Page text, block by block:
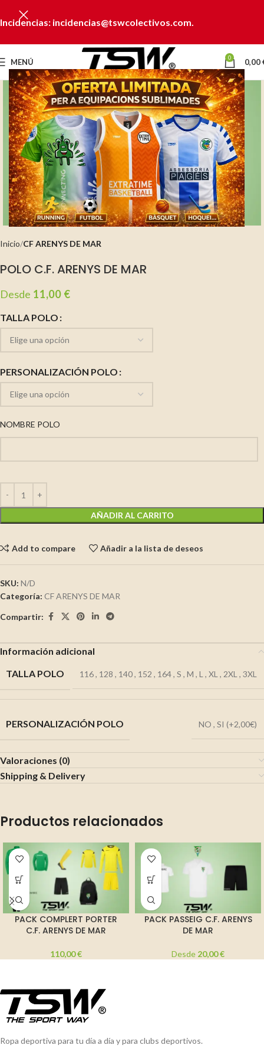
Incidencias: incidencias@tswcolectivos.com.
MENÚ 0 0,00
Clic para ampliar
Inicio CF ARENYS DE MAR
POLO C.F. ARENYS DE MAR
Desde 11,00 €
TALLA POLO
PERSONALIZACIÓN POLO
NOMBRE POLO
AÑADIR AL CARRITO
Add to compare Añadir a la lista de deseos
SKU: N/D
Categoría: CF ARENYS DE MAR
Compartir:
Información adicional
TALLA POLO
116, 128 , 140, 152 , 164, S , M , L , XL , 2XL , 3XL
PERSONALIZACIÓN POLO NO , SI (+2,00€)
Valoraciones (0)
Shipping & Delivery
Productos relacionados
PACK COMPLERT PORTER
C.F. ARENYS DE MAR
110,00€
PACK PASSEIG C.F. ARENYS
DE MAR
Desde 20,00€
Ropa deportiva para tu día a día y para clubs deportivos.